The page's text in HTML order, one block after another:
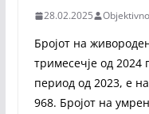
28.02.2025
Бројот на
тримесечје од 2024
период од 2023, е
968. Бројот на